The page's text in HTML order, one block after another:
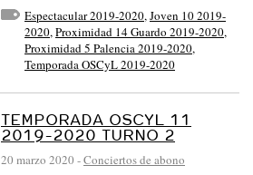
Espectacular 2019-2020,Joven 10 2019-
2020,Proximidad 14 Guardo 2019-2020,
Proximidad 5 Palencia 2019-2020,
Temporada OSCyL 2019-2020
TEMPORADA OSCYL 11
2019-2020 TURNO 2
20 marzo 2020 -Conciertos de abono